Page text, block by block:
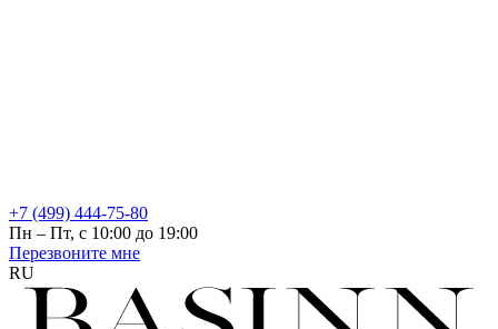
+7 (499) 444-75-80
Пн – Пт, с 10:00 до 19:00
Перезвоните мне
RU